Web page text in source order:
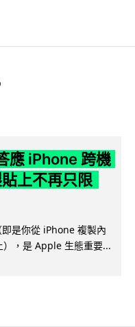
應 iPhone 跨機
上不再只限
是你從 iPhone 複製內
，是 Apple 生態重要...